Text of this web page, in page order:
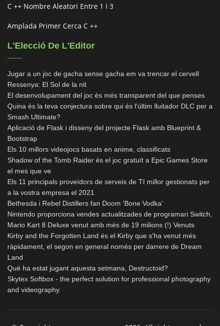
C ++ Nombre Aleatori Entre 1 I 3
Amplada Primer Cerca C ++
L'Elecció De L'Editor
Jugar a un joc de gacha sense gacha em va trencar el cervell
Ressenya: El Sol de la nit
El desenvolupament del joc és més transparent del que penses
Quina és la teva conjectura sobre qui és l'últim lluitador DLC per a
Smash Ultimate?
Aplicació de Flask i disseny del projecte Flask amb Blueprint &
Bootstrap
Els 10 millors videojocs basats en anime, classificats
Shadow of the Tomb Raider és el joc gratuït a Epic Games Store
el mes que ve
Els 11 principals proveïdors de serveis de TI millor gestionats per
a la vostra empresa el 2021
Bethesda i Rebel Distillers fan Doom 'Bone Vodka'
Nintendo proporciona vendes actualitzades de programari Switch,
Mario Kart 8 Deluxe venut amb més de 19 milions (!) Venuts
Kirby and the Forgotten Land és el Kirby que s'ha venut més
ràpidament, el segon en general només per darrere de Dream
Land
Què ha estat jugant aquesta setmana, Destructoid?
Skytex Softbox - the perfect solution for professional photography
and videography.